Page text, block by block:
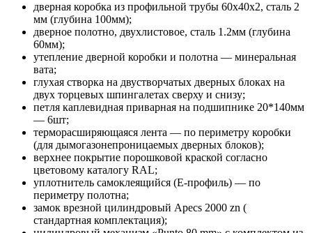
дверная коробка из профильной трубы 60х40х2, сталь 2
мм (глубина 100мм);
дверное полотно, двухлистовое, сталь 1.2мм (глубина
60мм);
утепление дверной коробки и полотна — минеральная
вата;
глухая створка на двустворчатых дверных блоках на
двух торцевых шпингалетах сверху и снизу;
петля каплевидная приварная на подшипнике 20*140мм
— 6шт;
терморасширяющаяся лента — по периметру коробки
(для дымогазонепроницаемых дверных блоков);
верхнее покрытие порошковой краской согласно
цветовому каталогу RAL;
уплотнитель самоклеящийся (E-профиль) — по
периметру полотна;
замок врезной цилиндровый Apecs 2000 zn (
стандартная комплектация);